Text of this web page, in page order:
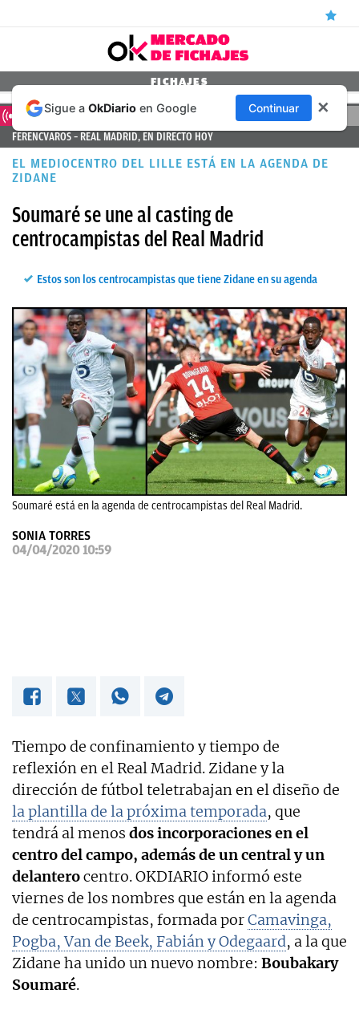
NOTICIAS
REAL
MADRID
CANTERA
FEMENINO
PAPARAZZI
OKDIARIO
FICHAJES
DIRECTO
FERENCVAROS – REAL MADRID, EN DIRECTO HOY
EL MEDIOCENTRO DEL LILLE ESTÁ EN LA AGENDA DE
ZIDANE
Soumaré se une al casting de
centrocampistas del Real Madrid
Estos son los centrocampistas que tiene Zidane en su agenda
Soumaré está en la agenda de centrocampistas del Real Madrid.
SONIA TORRES
04/04/2020 10:59
Tiempo de confinamiento y tiempo de
reflexión en el Real Madrid. Zidane y la
dirección de fútbol teletrabajan en el diseño de
la plantilla de la próxima temporada, que
tendrá al menos dos incorporaciones en el
centro del campo, además de un central y un
delanterocentro. OKDIARIO informó este
viernes de los nombres que están en la agenda
de centrocampistas, formada porCamavinga,
Pogba, Van de Beek, Fabián y Odegaard, a la que
Zidane ha unido un nuevo nombre: Boubakary
Soumaré.
Sigue a OkDiario en Google Continuar ✕